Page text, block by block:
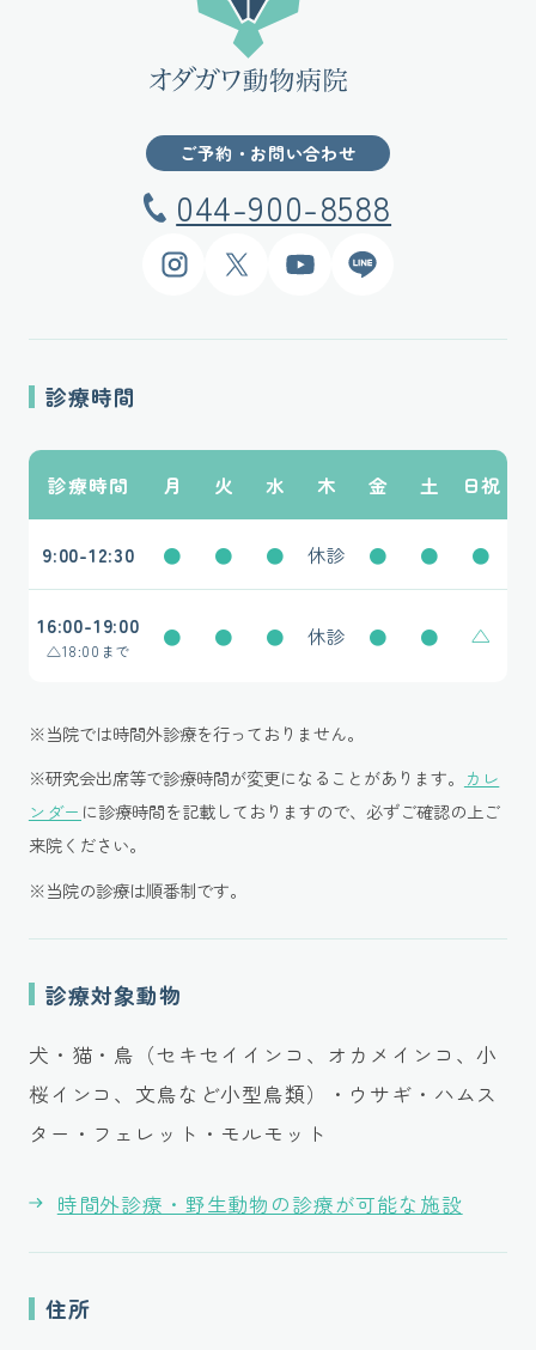
ご予約・お問い合わせ
044-900-8588
InstagramX YouTube LINE
診療時間
診療時間 月 火 水 木 金 土 日祝
9:00-12:30 ● ● ● 休診 ● ● ●
16:00-19:00
△18:00まで
● ● ● 休診 ● ● △
※当院では時間外診療を行っておりません。
※研究会出席等で診療時間が変更になることがあります。 カレ
ンダー に診療時間を記載しておりますので、必ずご確認の上ご
来院ください。
※当院の診療は順番制です。
診療対象動物
犬・猫・鳥（セキセイインコ、オカメインコ、小
桜インコ、文鳥など小型鳥類）・ウサギ・ハムス
ター・フェレット・モルモット
時間外診療・野生動物の診療が可能な施設
住所